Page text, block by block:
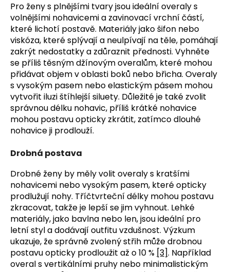
Pro ženy s plnějšími tvary jsou ideální overaly s
volnějšími nohavicemi a zavinovací vrchní částí,
které lichotí postavě. Materiály jako šifon nebo
viskóza, které splývají a neulpívají na těle, pomáhají
zakrýt nedostatky a zdůraznit přednosti. Vyhněte
se příliš těsným džínovým overalům, které mohou
přidávat objem v oblasti boků nebo břicha. Overaly
s vysokým pasem nebo elastickým pásem mohou
vytvořit iluzi štíhlejší siluety. Důležité je také zvolit
správnou délku nohavic, příliš krátké nohavice
mohou postavu opticky zkrátit, zatímco dlouhé
nohavice ji prodlouží.
Drobná postava
Drobné ženy by měly volit overaly s kratšími
nohavicemi nebo vysokým pasem, které opticky
prodlužují nohy. Tříčtvrteční délky mohou postavu
zkracovat, takže je lepší se jim vyhnout. Lehké
materiály, jako bavlna nebo len, jsou ideální pro
letní styl a dodávají outfitu vzdušnost. Výzkum
ukazuje, že správně zvolený střih může drobnou
postavu opticky prodloužit až o 10 % [3]. Například
overal s vertikálními pruhy nebo minimalistickým